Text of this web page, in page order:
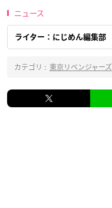
ニュース
ライター：にじめん編集部
カテゴリ : 東京リベンジャーズ